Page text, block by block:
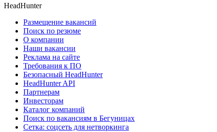
HeadHunter
Размещение вакансий
Поиск по резюме
О компании
Наши вакансии
Реклама на сайте
Требования к ПО
Безопасный HeadHunter
HeadHunter API
Партнерам
Инвесторам
Каталог компаний
Поиск по вакансиям в Бегуницах
Сетка: соцсеть для нетворкинга